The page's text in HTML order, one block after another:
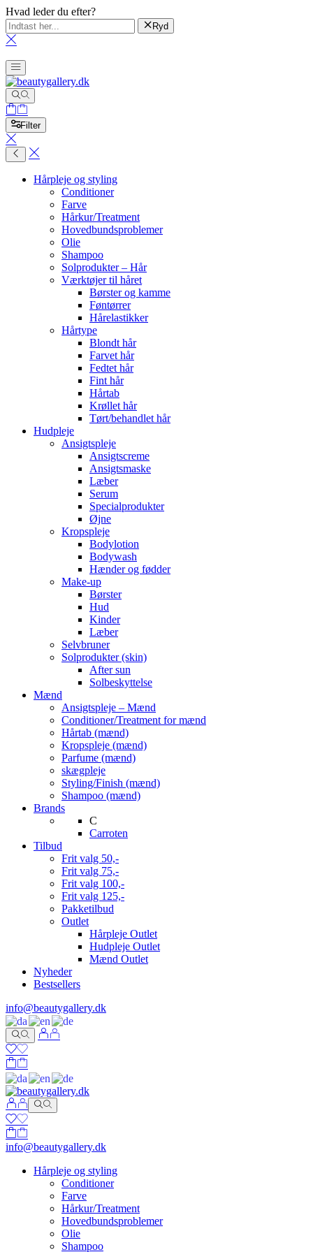
Hvad leder du efter?
Ryd
Filter
Hårpleje og styling
Conditioner
Farve
Hårkur/Treatment
Hovedbundsproblemer
Olie
Shampoo
Solprodukter – Hår
Værktøjer til håret
Børster og kamme
Føntørrer
Hårelastikker
Hårtype
Blondt hår
Farvet hår
Fedtet hår
Fint hår
Hårtab
Krøllet hår
Tørt/behandlet hår
Hudpleje
Ansigtspleje
Ansigtscreme
Ansigtsmaske
Læber
Serum
Specialprodukter
Øjne
Kropspleje
Bodylotion
Bodywash
Hænder og fødder
Make-up
Børster
Hud
Kinder
Læber
Selvbruner
Solprodukter (skin)
After sun
Solbeskyttelse
Mænd
Ansigtspleje – Mænd
Conditioner/Treatment for mænd
Hårtab (mænd)
Kropspleje (mænd)
Parfume (mænd)
skægpleje
Styling/Finish (mænd)
Shampoo (mænd)
Brands
C
Carroten
Tilbud
Frit valg 50,-
Frit valg 75,-
Frit valg 100,-
Frit valg 125,-
Pakketilbud
Outlet
Hårpleje Outlet
Hudpleje Outlet
Mænd Outlet
Nyheder
Bestsellers
info@beautygallery.dk
info@beautygallery.dk
Hårpleje og styling
Conditioner
Farve
Hårkur/Treatment
Hovedbundsproblemer
Olie
Shampoo